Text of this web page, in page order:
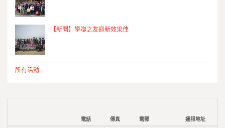
【新聞】學聯之友迎新效果佳
所有活動...
電話 傳真 電郵 通訊地址